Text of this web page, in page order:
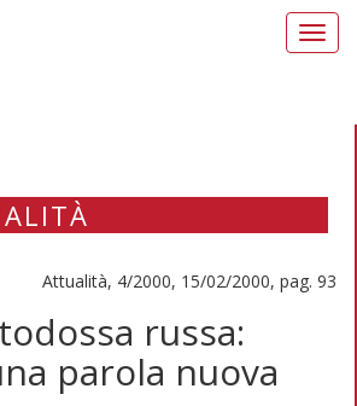
Attualità, 4/2000, 15/02/2000, pag. 93
russa:
parola nuova